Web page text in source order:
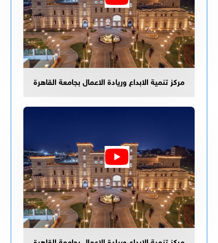
مركز تنمية الابداع وريادة الاعمال بجامعة القاهرة